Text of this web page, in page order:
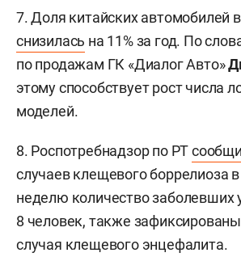
7. Доля китайских автомобилей
снизилась на 11% за год. По
по продажам ГК «Диалог Авто»
этому способствует рост числа
моделей.
8. Роспотребнадзор по РТ
случаев клещевого боррелиоза
неделю количество заболевших
8 человек, также
случая клещевого энцефалита.